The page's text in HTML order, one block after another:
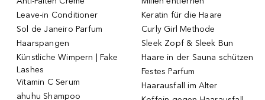
Leave-in Conditioner
Sol de Janeiro Parfum
Haarspangen
Künstliche Wimpern | Fake
Lashes
Vitamin C Serum
ahuhu Shampoo
Keratin für die Haare
Curly Girl Methode
Sleek Zopf & Sleek Bun
Haare in der Sauna schützen
Festes Parfum
Haarausfall im Alter